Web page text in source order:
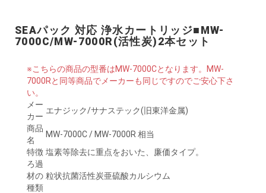
SEAパック 対応 浄水カートリッジ■MW-
7000C/MW-7000R(活性炭)2本セット
※こちらの商品の型番はMW-7000Cとなります。MW-
7000Rと同等商品でメーカーも同じですのでご安心下さ
い。
メー
カー
エナジック/サナステック(旧東洋金属)
商品
名
MW-7000C / MW-7000R 相当
特徴 塩素等除去に重点をおいた、廉価タイプ。
ろ過
材の
種類
粒状抗菌活性炭亜硫酸カルシウム